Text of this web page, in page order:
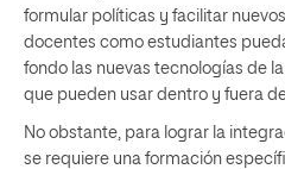
formular políticas y facilitar
docentes como estudiantes
fondo las nuevas tecnologías de
que pueden usar dentro y fuera
No obstante, para lograr la
se requiere una formación